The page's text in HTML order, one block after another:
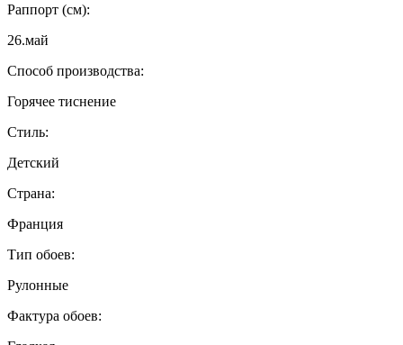
Раппорт (см):
26.май
Способ производства:
Горячее тиснение
Стиль:
Детский
Страна:
Франция
Тип обоев:
Рулонные
Фактура обоев: